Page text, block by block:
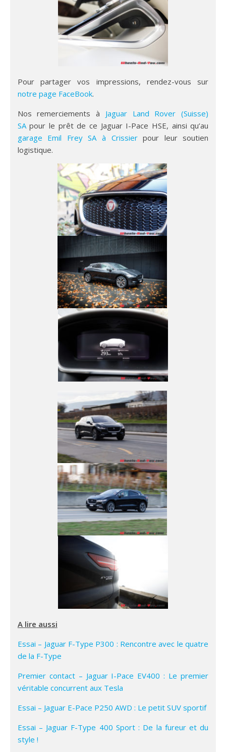
Pour partager vos impressions, rendez-vous sur
notre page FaceBook.
Nos remerciements à Jaguar Land Rover (Suisse)
SApour le prêt de ce Jaguar I-Pace HSE, ainsi qu’au
garage Emil Frey SA à Crissierpour leur soutien
logistique.
A lire aussi
Essai – Jaguar F-Type P300 : Rencontre avec le quatre
de la F-Type
Premier contact – Jaguar I-Pace EV400 : Le premier
véritable concurrent aux Tesla
Essai – Jaguar E-Pace P250 AWD : Le petit SUV sportif
Essai – Jaguar F-Type 400 Sport : De la fureur et du
style !